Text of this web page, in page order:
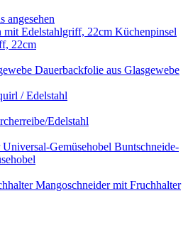
angesehen
Küchenpinsel
22cm
Dauerbackfolie aus Glasgewebe
/ Edelstahl
Edelstahl
Buntschneide-
Mangoschneider mit Fruchhalter